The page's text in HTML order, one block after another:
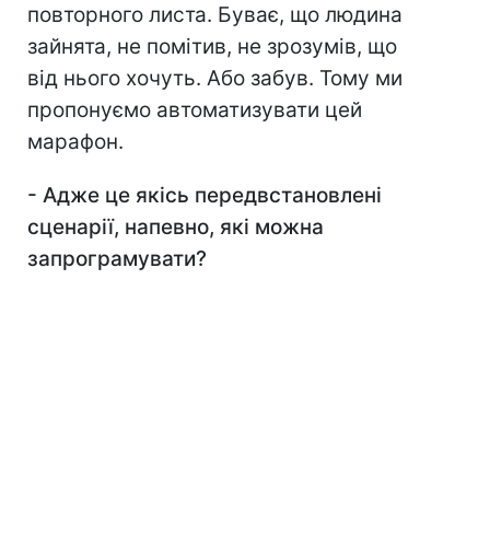
повторного листа. Буває, що людина
зайнята, не помітив, не зрозумів, що
від нього хочуть. Або забув. Тому ми
пропонуємо автоматизувати цей
марафон.
- Адже це якісь передвстановлені
сценарії, напевно, які можна
запрограмувати?